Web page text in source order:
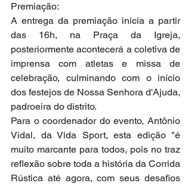
Premiação:
A entrega da premiação inicia a partir
das 16h, na Praça da Igreja,
posteriormente acontecerá a coletiva de
imprensa com atletas e missa de
celebração, culminando com o início
dos festejos de Nossa Senhora d'Ajuda,
padroeira do distrito.
Para o coordenador do evento, Antônio
Vidal, da Vida Sport, esta edição "é
muito marcante para todos, pois no traz
reflexão sobre toda a história da Corrida
Rústica até agora, com seus desafios